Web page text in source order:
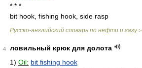
* * *
bit hook, fishing hook, side rasp
Русско-английский словарь по нефти и газу>
4
ловильный крюк для долота
1) Oil: bit fishing hook